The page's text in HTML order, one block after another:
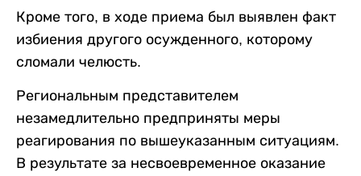
Кроме того, в ходе приема был выявлен факт
избиения другого осужденного, которому
сломали челюсть.
Региональным представителем
незамедлительно предприняты меры
реагирования по вышеуказанным ситуациям.
В результате за несвоевременное оказание